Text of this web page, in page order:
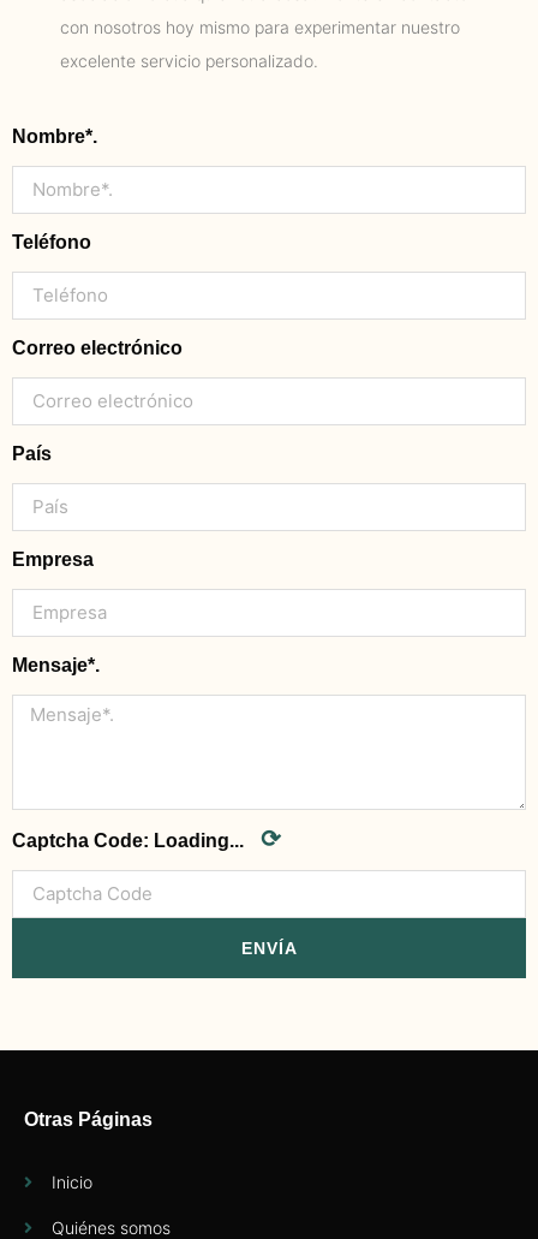
con nosotros hoy mismo para experimentar nuestro
excelente servicio personalizado.
Nombre*.
Teléfono
Correo electrónico
País
Empresa
Mensaje*.
Captcha Code: Loading... ⟳
ENVÍA
Otras Páginas
Inicio
Quiénes somos